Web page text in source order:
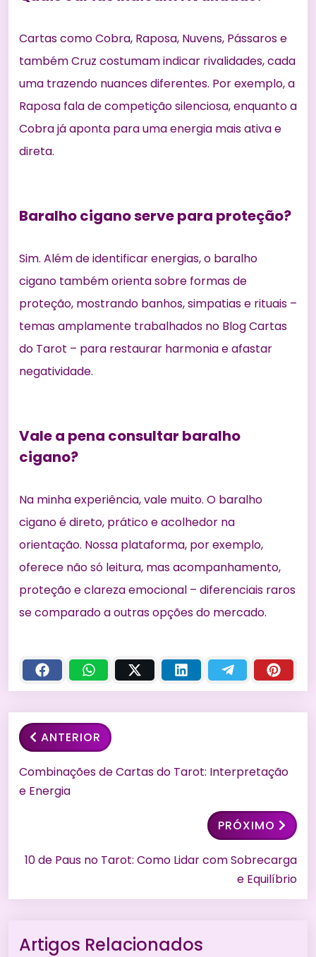
Cartas como Cobra, Raposa, Nuvens, Pássaros e
também Cruz costumam indicar rivalidades, cada
uma trazendo nuances diferentes. Por exemplo, a
Raposa fala de competição silenciosa, enquanto a
Cobra já aponta para uma energia mais ativa e
direta.
Baralho cigano serve para proteção?
Sim. Além de identificar energias, o baralho
cigano também orienta sobre formas de
proteção, mostrando banhos, simpatias e rituais –
temas amplamente trabalhados no Blog Cartas
do Tarot – para restaurar harmonia e afastar
negatividade.
Vale a pena consultar baralho
cigano?
Na minha experiência, vale muito. O baralho
cigano é direto, prático e acolhedor na
orientação. Nossa plataforma, por exemplo,
oferece não só leitura, mas acompanhamento,
proteção e clareza emocional – diferenciais raros
se comparado a outras opções do mercado.
ANTERIOR
Combinações de Cartas do Tarot: Interpretação
e Energia
PRÓXIMO
10 de Paus no Tarot: Como Lidar com Sobrecarga
e Equilíbrio
Artigos Relacionados